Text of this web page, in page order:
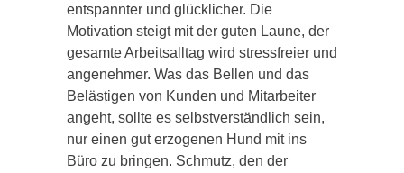
entspannter und glücklicher. Die
Motivation steigt mit der guten Laune, der
gesamte Arbeitsalltag wird stressfreier und
angenehmer. Was das Bellen und das
Belästigen von Kunden und Mitarbeiter
angeht, sollte es selbstverständlich sein,
nur einen gut erzogenen Hund mit ins
Büro zu bringen. Schmutz, den der